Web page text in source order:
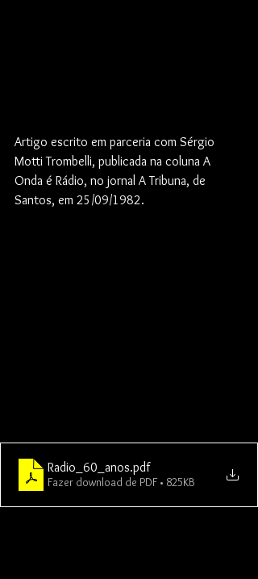
Artigo escrito em parceria com Sérgio
Motti Trombelli, publicada na coluna A
Onda é Rádio, no jornal A Tribuna, de
Santos, em 25/09/1982.
Radio_60_anos.pdf
Fazer download de PDF • 825KB